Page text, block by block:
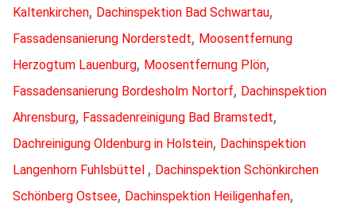
Kaltenkirchen, Dachinspektion Bad Schwartau,
Fassadensanierung Norderstedt, Moosentfernung
Herzogtum Lauenburg, Moosentfernung Plön,
Fassadensanierung Bordesholm Nortorf, Dachinspektion
Ahrensburg, Fassadenreinigung Bad Bramstedt,
Dachreinigung Oldenburg in Holstein, Dachinspektion
Langenhorn Fuhlsbüttel , Dachinspektion Schönkirchen
Schönberg Ostsee, Dachinspektion Heiligenhafen,